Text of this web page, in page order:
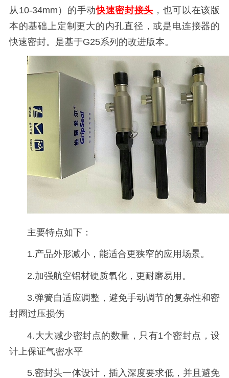
从10-34mm）的手动快速密封接头 ，也可以在该版
本的基础上定制更大的内孔直径，或是电连接器的
快速密封。是基于G25系列的改进版本。
主要特点如下：
1.产品外形减小，能适合更狭窄的应用场景。
2.加强航空铝材硬质氧化，更耐磨易用。
3.弹簧自适应调整，避免手动调节的复杂性和密
封圈过压损伤
4.大大减少密封点的数量，只有1个密封点，设
计上保证气密水平
5.密封头一体设计，插入深度要求低，并且避免